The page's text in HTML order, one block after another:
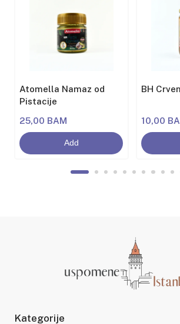
Atomella Namaz od
Pistacije
25,00 BAM
Add
BH
10,00
Kategorije